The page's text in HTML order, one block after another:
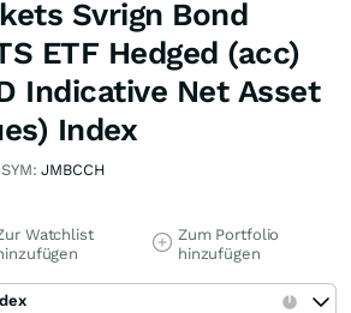
Svrign Bond
ETF Hedged (acc)
Indicative Net Asset
Index
SYM:JMBCCH
Watchlist
Zum Portfolio
hinzufügen